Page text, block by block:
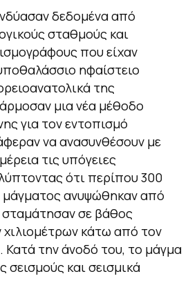
δεδομένα από
σταθμούς και
που είχαν
ηφαίστειο
της
μια νέα μέθοδο
για τον εντοπισμό
να ανασυνθέσουν με
τις υπόγειες
ότι περίπου 300
μάγματος ανυψώθηκαν από
σταμάτησαν σε βάθος
κάτω από τον
την άνοδό του, το μάγμα
σεισμούς και σεισμικά